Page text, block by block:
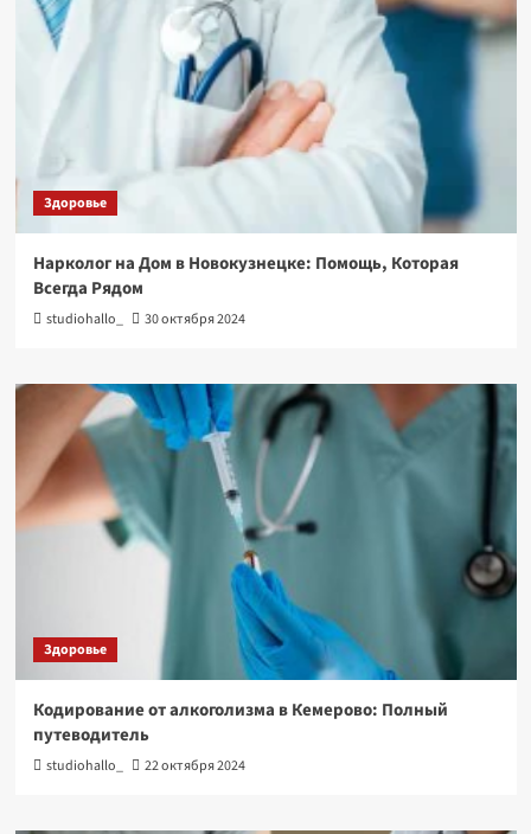
Здоровье
Нарколог на Дом в Новокузнецке: Помощь, Которая
Всегда Рядом
studiohallo_ 30 октября 2024
Здоровье
Кодирование от алкоголизма в Кемерово: Полный
путеводитель
studiohallo_ 22 октября 2024